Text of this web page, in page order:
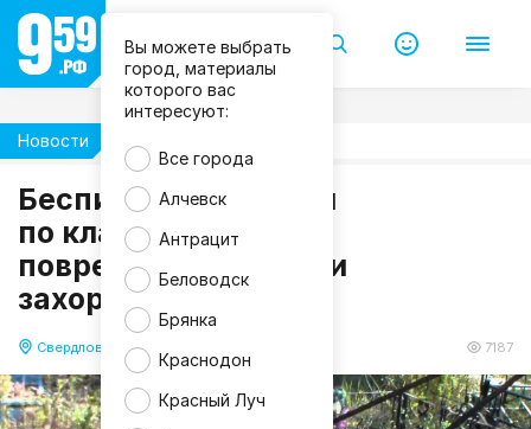
Вы можете выбрать
город, материалы
которого вас
интересуют:
Все города
Алчевск
Антрацит
Беловодск
Брянка
Краснодон
Красный Луч
Новости
Беспилотник ударил
по кладбищу в ЛНР:
повреждены десятки
захоронений
Свердловск 13.05.2026 20:11 7187
р
а
м
Н
Р
I
V
E
Л
У
Г
А
Н
К